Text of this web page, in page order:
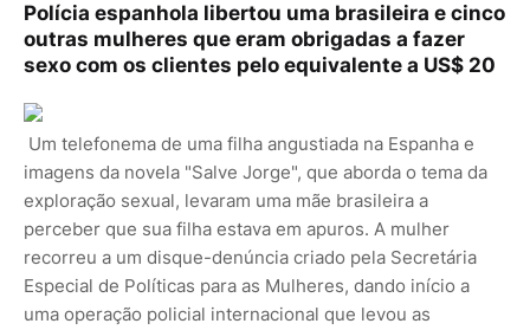
Polícia espanhola libertou uma brasileira e cinco
outras mulheres que eram obrigadas a fazer
sexo com os clientes pelo equivalente a US$ 20
Um telefonema de uma filha angustiada na Espanha e
imagens da novela "Salve Jorge", que aborda o tema da
exploração sexual, levaram uma mãe brasileira a
perceber que sua filha estava em apuros. A mulher
recorreu a um disque-denúncia criado pela Secretária
Especial de Políticas para as Mulheres, dando início a
uma operação policial internacional que levou as